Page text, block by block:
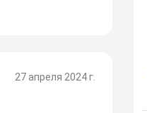
27 апреля 2024 г.